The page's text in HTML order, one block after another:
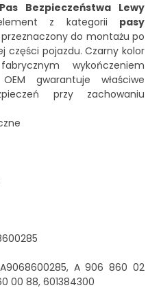
Bezpieczeństwa Lewy
z kategorii pasy
do montażu po
części pojazdu. Czarny kolor
wykończeniem
gwarantuje właściwe
przy zachowaniu
A 906 860 02
00 88, 601384300